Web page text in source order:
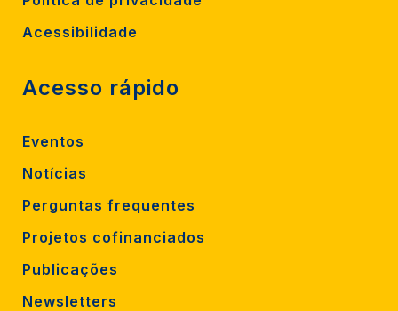
Acessibilidade
Acesso rápido
Eventos
Notícias
Perguntas frequentes
Projetos cofinanciados
Publicações
Newsletters